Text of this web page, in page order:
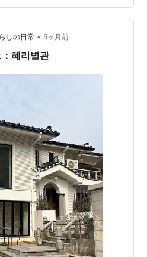
今回行ったラウンジの入口は
は半分以上空いていた感じで
時半〜７時半ぐらい）は席が
ました。 サラダ、パン、ご
しの日常 • 5ヶ月前
혜리별관